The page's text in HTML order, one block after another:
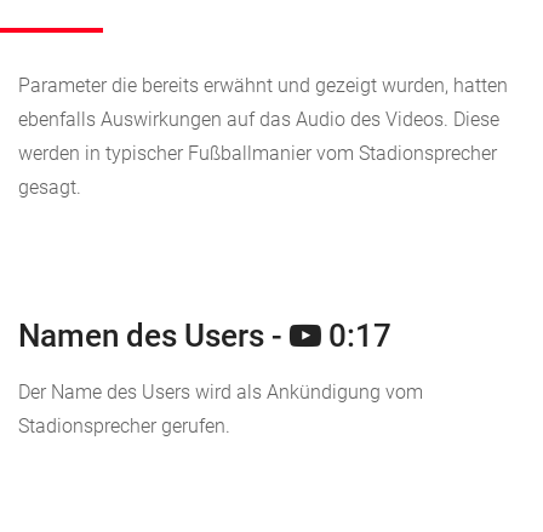
Parameter die bereits erwähnt und gezeigt wurden, hatten
ebenfalls Auswirkungen auf das Audio des Videos. Diese
werden in typischer Fußballmanier vom Stadionsprecher
gesagt.
Namen des Users - 0:17
Der Name des Users wird als Ankündigung vom
Stadionsprecher gerufen.